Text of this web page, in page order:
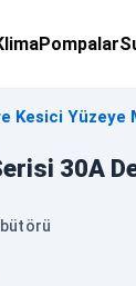
Pompalar
Kesici Yüzeye
30A